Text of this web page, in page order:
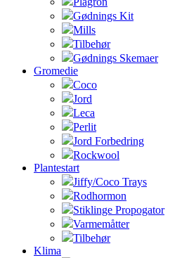
Gødnings Kit
Mills
Tilbehør
Gødnings Skemaer
Gromedie
Coco
Jord
Leca
Perlit
Jord Forbedring
Rockwool
Plantestart
Jiffy/Coco Trays
Rodhormon
Stiklinge Propogator
Varmemåtter
Tilbehør
Klima